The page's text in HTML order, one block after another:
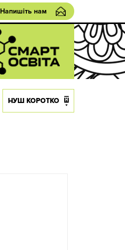
Напишіть нам
НУШ КОРОТКО